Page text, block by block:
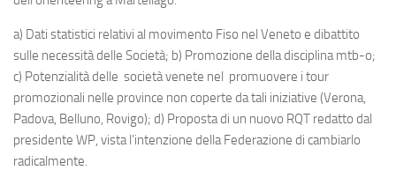
a) Dati statistici relativi al movimento Fiso nel Veneto e dibattito
sulle necessità delle Società; b) Promozione della disciplina mtb-o;
c) Potenzialità delle società venete nel promuovere i tour
promozionali nelle province non coperte da tali iniziative (Verona,
Padova, Belluno, Rovigo); d) Proposta di un nuovo RQT redatto dal
presidente WP, vista l’intenzione della Federazione di cambiarlo
radicalmente.